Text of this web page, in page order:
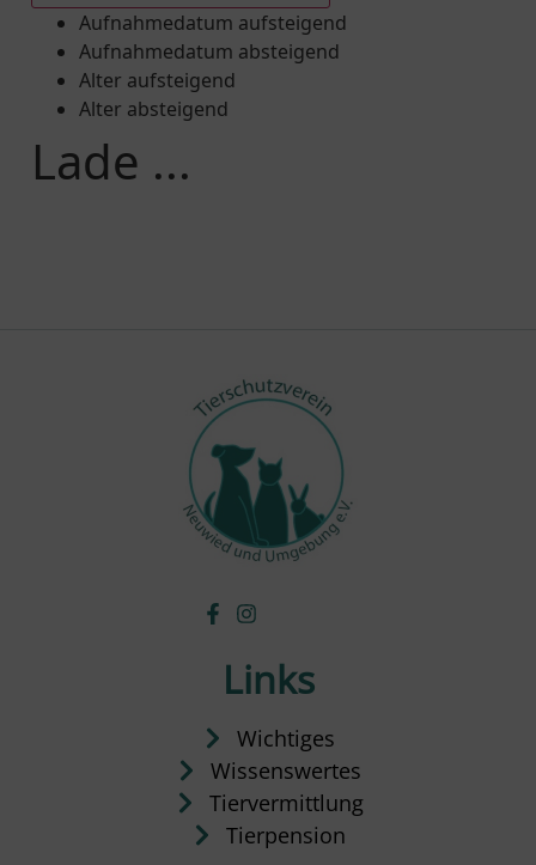
Aufnahmedatum aufsteigend
Aufnahmedatum absteigend
Alter aufsteigend
Alter absteigend
Lade ...
Links
Wichtiges
Wissenswertes
Tiervermittlung
Tierpension